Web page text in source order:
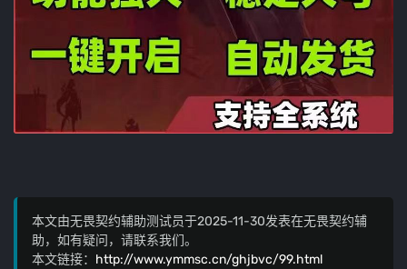
本文由无畏契约辅助测试员于2025-11-30发表在无畏契约辅
助，如有疑问，请联系我们。
本文链接： http://www.ymmsc.cn/ghjbvc/99.html